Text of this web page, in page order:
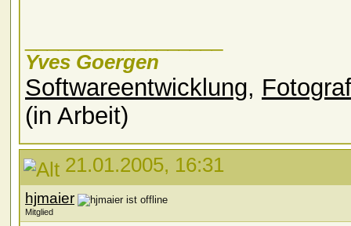
Yves Goergen
Softwareentwicklung,
(in Arbeit)
21.01.2005, 16:31
hjmaier
Mitglied